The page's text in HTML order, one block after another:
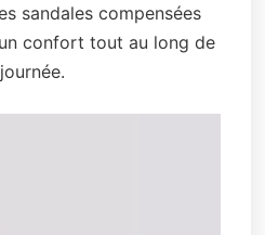
sandales compensées
confort tout au long de